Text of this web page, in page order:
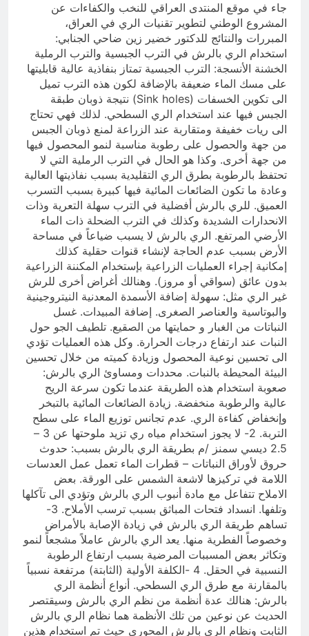
جاء في موقع المنتدى العراقي للنخب والكفاءات عن
المشروع الوطني لتطوير تقنيات الري في العراق،
المبررات والنتائج للدكتور خضير زين ضاحي الجنابي:
استخدام الري بالرش في الترب الجبسية والترب الرملية
الخشنة الأنسجة: الترب الجبسية تمتاز بنفاذية عالية قابليتها
على مسك الماء ضعيفة بالإضافة لكون هذه الترب تميل
الى تكوين الخسفات (Sink holes) نتيجة ذوبان طبقة
الجبس فيها عند استخدام الري السطحي. لذلك فهي تحتاج
الى ريات خفيفة ومتقاربة عند الزراعة لمنع ذوبان الجبس
من جهة والحصول على رطوبة مناسبة لنمو المحصول فيها
من جهة أخرى. وكذا هو الحال في الترب الرملية التي لا
تحتفظ بالرطوبة بطرق الري التقليدية بسبب نفاذيتها العالية
وعادة ما تكون الضائعات المائية فيها كبيرة بسبب التسرب
العميق. للري بالرش أفضلية في الترب سهلة التعرية وذات
الانحدارات الشديدة وكذلك في الترب الضحلة ذات الماء
الأرضي المرتفع. الري بالرش لا يسبب ضياعاً في مساحة
الأرض بسبب عدم الحاجة لإنشاء قنوات حقلية كذلك
إمكانية إجراء العمليات الزراعية بإستخدام المكننة الزراعية
بدون عائق (سواقي أو مروز). وهنالك أغراض أخرى للرش
غير الري مثل: سهولة إضافة الأسمدة المعدنية النيتروجينية
والبوتاسية والعناصر الصغرى. إضافة المبيدات. غسل
النباتات من الغبار و حمايتها من الصقيع. تلطيف الجو حول
النبات عند ارتفاع درجات الحرارة. وكل هذه العمليات تؤدي
الى تحسين نوعية المحصول وزيادة كميته من خلال تحسين
البيئة المحيطة بالنبات. محددات ومساوئ الري بالرش:
صعوبة استخدام هذه الطريقة عندما تكون سرعة الريح
عالية والرطوبة منخفضة. زيادة الضائعات المائية بالتبخر
وإنخفاض كفاءة الري. عدم تجانس توزيع الماء على سطح
التربة. 2- لا يجوز استخدام مياه ري تزيد ملوحتها عن 3 –
2.5 ديسي سمنز /م بطريقة الري بالرش بسبب: حدوث
حروق لأوراق النباتات – قطرات الماء تعمل عمل العدسات
اللامة في تركيزها لاشعة الشمس على الورقة. بعض
الاملاح تتفاعل مع مادة أنبوب الري بالرش وتؤدي الى تآكلها
وتلفها. انسداد فتحات المباثق بسبب ترسب الأملاح. 3-
تساهم طريقة الري بالرش في زيادة الإصابة بالأمراض
وخصوصاً الفطرية منها. يعد الري بالرش عاملاً مشجعاً لنمو
وتكاثر بعض المسببات المرضية بسبب ارتفاع الرطوبة
النسبية في الحقل. 4 -الكلفة الأولية (الثابتة) مرتفعة نسبياً
بالمقارنة مع طرق الري السطحي. أنواع أنظمة الري
بالرش: هنالك عدة أنظمة من نظم الري بالرش وسيقتصر
الحديث عن نوعين من تلك الأنظمة هما نظام الري بالرش
الثابت ونظام الري بالرش المحوري حيث تم استخدام هذين